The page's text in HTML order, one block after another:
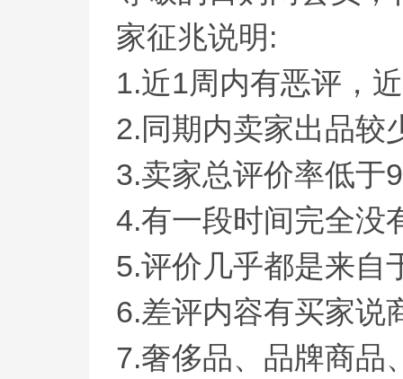
家征兆说明:
1.近1周内有恶评，
2.同期内卖家出品较
3.卖家总评价率低于
4.有一段时间完全没
5.评价几乎都是来自
6.差评内容有买家说
7.奢侈品、品牌商品